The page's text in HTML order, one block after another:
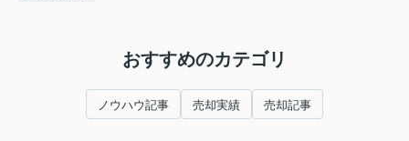
おすすめのカテゴリ
ノウハウ記事 売却実績 売却記事